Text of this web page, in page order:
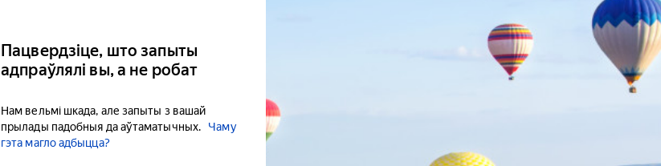
Пацвердзіце, што запыты
адпраўлялі вы, а не робат
Нам вельмі шкада, але запыты з вашай
прылады падобныя да аўтаматычных.
Чаму
гэта магло адбыцца?